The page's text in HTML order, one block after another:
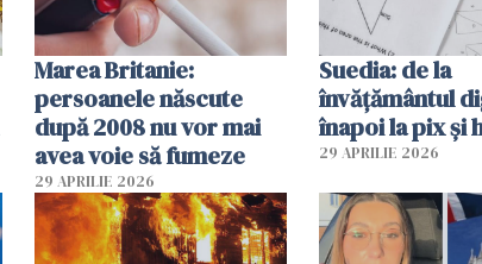
Marea Britanie:
persoanele născute
după 2008 nu vor mai
avea voie să fumeze
29 APRILIE 2026
Suedia: de la
învățământul
înapoi la pix și
29 APRILIE 2026